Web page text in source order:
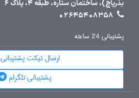
بذرپاچ)، ساختمان ستاره، طبقه 4، پلاک 6
02645408358
پشتیبانی 24 ساعته
ارسال تیکت پشتیبانی
پشتیبانی تلگرام